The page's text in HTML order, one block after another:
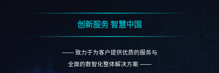
创新服务 智慧中国
—— 致力于为客户提供优质的服务与
全面的数智化整体解决方案 ——